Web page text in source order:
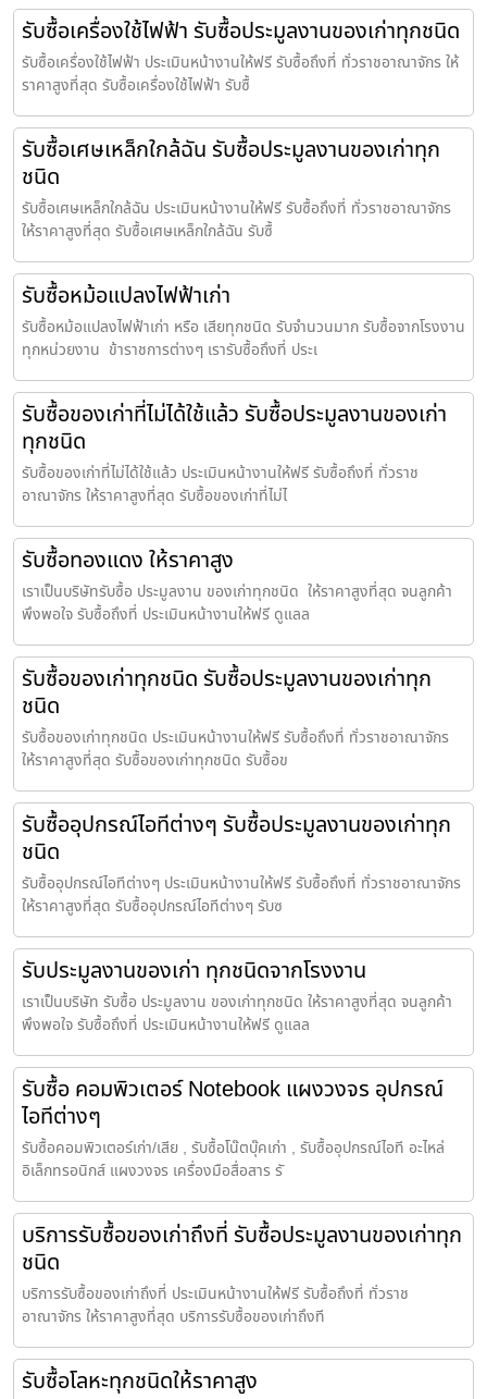
รับซื้อเครื่องใช้ไฟฟ้า รับซื้อประมูลงานของเก่าทุกชนิด
รับซื้อเครื่องใช้ไฟฟ้า ประเมินหน้างานให้ฟรี รับซื้อถึงที่ ทั่วราชอาณาจักร ให้
ราคาสูงที่สุด รับซื้อเครื่องใช้ไฟฟ้า รับซื้
รับซื้อเศษเหล็กใกล้ฉัน รับซื้อประมูลงานของเก่าทุก
ชนิด
รับซื้อเศษเหล็กใกล้ฉัน ประเมินหน้างานให้ฟรี รับซื้อถึงที่ ทั่วราชอาณาจักร
ให้ราคาสูงที่สุด รับซื้อเศษเหล็กใกล้ฉัน รับซื้
รับซื้อหม้อแปลงไฟฟ้าเก่า
รับซื้อหม้อแปลงไฟฟ้าเก่า หรือ เสียทุกชนิด รับจำนวนมาก รับซื้อจากโรงงาน
ทุกหน่วยงาน ข้าราชการต่างๆ เรารับซื้อถึงที่ ประเ
รับซื้อของเก่าที่ไม่ได้ใช้แล้ว รับซื้อประมูลงานของเก่า
ทุกชนิด
รับซื้อของเก่าที่ไม่ได้ใช้แล้ว ประเมินหน้างานให้ฟรี รับซื้อถึงที่ ทั่วราช
อาณาจักร ให้ราคาสูงที่สุด รับซื้อของเก่าที่ไม่ไ
รับซื้อทองแดง ให้ราคาสูง
เราเป็นบริษัทรับซื้อ ประมูลงาน ของเก่าทุกชนิด ให้ราคาสูงที่สุด จนลูกค้า
พึงพอใจ รับซื้อถึงที่ ประเมินหน้างานให้ฟรี ดูแลล
รับซื้อของเก่าทุกชนิด รับซื้อประมูลงานของเก่าทุก
ชนิด
รับซื้อของเก่าทุกชนิด ประเมินหน้างานให้ฟรี รับซื้อถึงที่ ทั่วราชอาณาจักร
ให้ราคาสูงที่สุด รับซื้อของเก่าทุกชนิด รับซื้อข
รับซื้ออุปกรณ์ไอทีต่างๆ รับซื้อประมูลงานของเก่าทุก
ชนิด
รับซื้ออุปกรณ์ไอทีต่างๆ ประเมินหน้างานให้ฟรี รับซื้อถึงที่ ทั่วราชอาณาจักร
ให้ราคาสูงที่สุด รับซื้ออุปกรณ์ไอทีต่างๆ รับซ
รับประมูลงานของเก่า ทุกชนิดจากโรงงาน
เราเป็นบริษัท รับซื้อ ประมูลงาน ของเก่าทุกชนิด ให้ราคาสูงที่สุด จนลูกค้า
พึงพอใจ รับซื้อถึงที่ ประเมินหน้างานให้ฟรี ดูแลล
รับซื้อ คอมพิวเตอร์ Notebook แผงวงจร อุปกรณ์
ไอทีต่างๆ
รับซื้อคอมพิวเตอร์เก่า/เสีย , รับซื้อโน๊ตบุ๊คเก่า , รับซื้ออุปกรณ์ไอที อะไหล่
อิเล็กทรอนิกส์ แผงวงจร เครื่องมือสื่อสาร รั
บริการรับซื้อของเก่าถึงที่ รับซื้อประมูลงานของเก่าทุก
ชนิด
บริการรับซื้อของเก่าถึงที่ ประเมินหน้างานให้ฟรี รับซื้อถึงที่ ทั่วราช
อาณาจักร ให้ราคาสูงที่สุด บริการรับซื้อของเก่าถึงที
รับซื้อโลหะทุกชนิดให้ราคาสูง